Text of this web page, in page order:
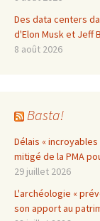
Des data centers
d'Elon Musk et Jeff
8 août 2026
Basta!
Délais «
mitigé de la PMA
29 juillet 2026
L'archéologie «
son apport au